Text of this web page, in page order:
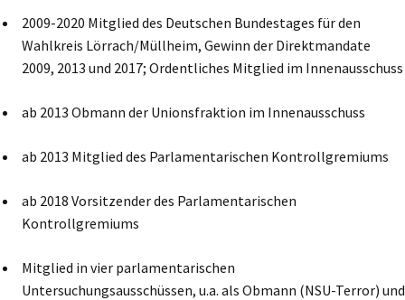
2009-2020 Mitglied des Deutschen Bundestages für den
Wahlkreis Lörrach/Müllheim, Gewinn der Direktmandate
2009, 2013 und 2017; Ordentliches Mitglied im Innenausschuss
ab 2013 Obmann der Unionsfraktion im Innenausschuss
ab 2013 Mitglied des Parlamentarischen Kontrollgremiums
ab 2018 Vorsitzender des Parlamentarischen
Kontrollgremiums
Mitglied in vier parlamentarischen
Untersuchungsausschüssen, u.a. als Obmann (NSU-Terror) und